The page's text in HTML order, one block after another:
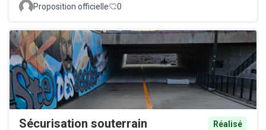
Proposition officielle 0
Sécurisation souterrain
Réalisé